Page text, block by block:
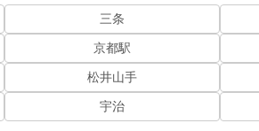
三条
京都駅
松井山手
宇治